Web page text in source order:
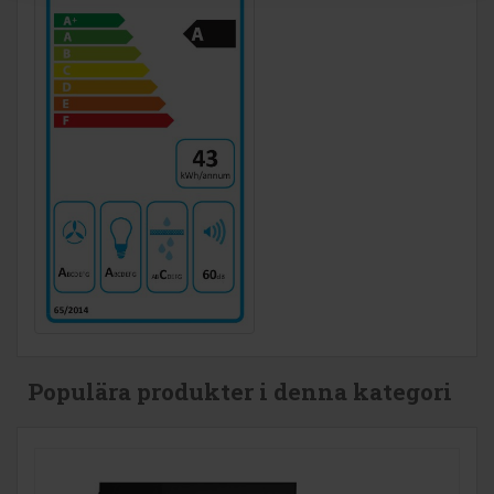
Populära produkter i denna kategori